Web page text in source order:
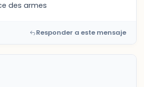
des armes
Responder a este mensaje